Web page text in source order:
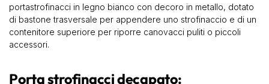
portastrofinacci in legno bianco con decoro in metallo, dotato
di bastone trasversale per appendere uno strofinaccio e di un
contenitore superiore per riporre canovacci puliti o piccoli
accessori.
Porta strofinacci decapato: